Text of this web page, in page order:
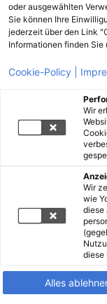
oder ausgewählten
Sie können Ihre
jederzeit über den Link
Informationen finden Sie
Cookie-Policy |
Wir
Wir
wie
diese
diese
Alles